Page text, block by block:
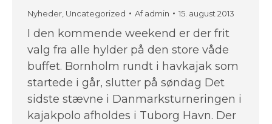
Nyheder Uncategorized Afadmin 15. august 2013
I den kommende weekend er der frit
valg fra alle hylder på den store våde
buffet. Bornholm rundt i havkajak som
startede i går, slutter på søndag Det
sidste stævne i Danmarksturneringen i
kajakpolo afholdes i Tuborg Havn. Der